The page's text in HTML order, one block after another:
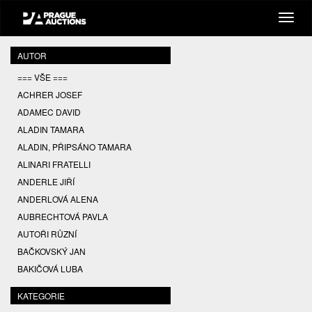
AUTOR
=== VŠE ===
ACHRER JOSEF
ADAMEC DAVID
ALADIN TAMARA
ALADIN, PŘIPSÁNO TAMARA
ALINARI FRATELLI
ANDERLE JIŘÍ
ANDERLOVÁ ALENA
AUBRECHTOVÁ PAVLA
AUTOŘI RŮZNÍ
BAČKOVSKÝ JAN
BAKIČOVÁ LUBA
BALCAR JIŘÍ
BALCAR KAREL
KATEGORIE